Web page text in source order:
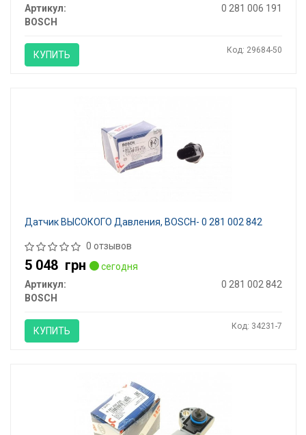
Артикул:
0 281 006 191
BOSCH
КУПИТЬ Код: 29684-50
Датчик ВЫСОКОГО Давления, BOSCH- 0 281 002 842
0 отзывов
5 048 грн
сегодня
Артикул:
0 281 002 842
BOSCH
КУПИТЬ Код: 34231-7